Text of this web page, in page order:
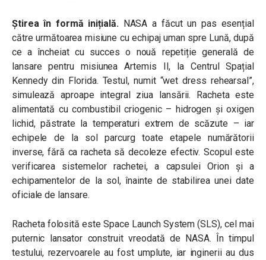
Știrea în formă inițială. NASA a făcut un pas esențial
către următoarea misiune cu echipaj uman spre Lună, după
ce a încheiat cu succes o nouă repetiție generală de
lansare pentru misiunea Artemis II, la Centrul Spațial
Kennedy din Florida. Testul, numit “wet dress rehearsal”,
simulează aproape integral ziua lansării. Racheta este
alimentată cu combustibil criogenic – hidrogen și oxigen
lichid, păstrate la temperaturi extrem de scăzute – iar
echipele de la sol parcurg toate etapele numărătorii
inverse, fără ca racheta să decoleze efectiv. Scopul este
verificarea sistemelor rachetei, a capsulei Orion și a
echipamentelor de la sol, înainte de stabilirea unei date
oficiale de lansare.
Racheta folosită este Space Launch System (SLS), cel mai
puternic lansator construit vreodată de NASA. În timpul
testului, rezervoarele au fost umplute, iar inginerii au dus